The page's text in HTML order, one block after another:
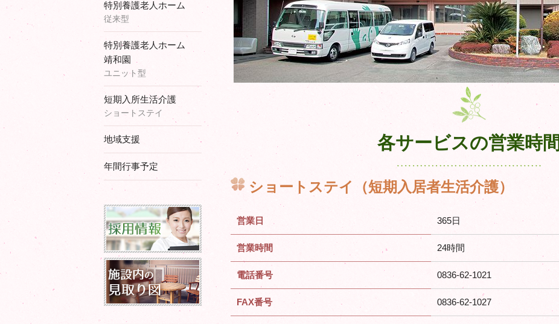
各サービスの営業時間
ショートステイ（短期入居者生活介護）
営業日 365日
営業時間 24時間
電話番号 0836-62-1021
FAX番号 0836-62-1027
特別養護老人ホーム
従来型
特別養護老人ホーム
靖和園
ユニット型
短期入所生活介護
ショートステイ
地域支援
年間行事予定
採用情報